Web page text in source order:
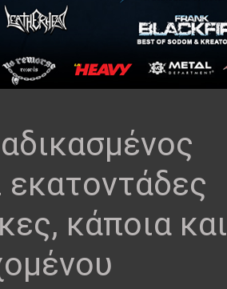
εκατοντάδες
κάποια και